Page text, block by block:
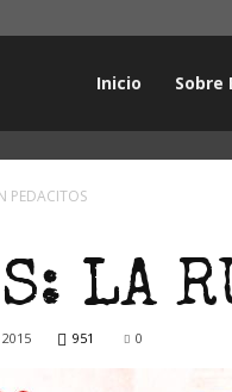
Inicio Sobre
PEDACITOS
LA
951 0